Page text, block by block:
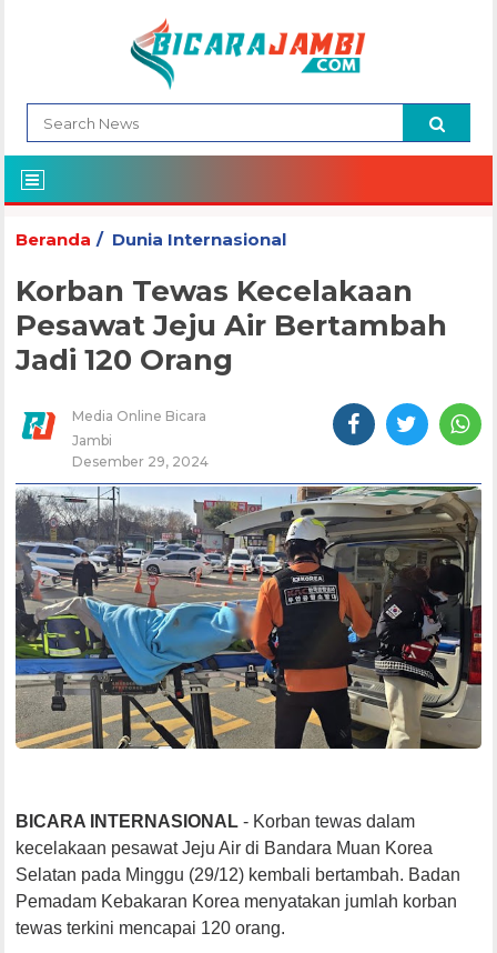
Beranda Dunia Internasional
Korban Tewas Kecelakaan
Pesawat Jeju Air Bertambah
Jadi 120 Orang
Media Online Bicara
Jambi
Desember 29, 2024
BICARA INTERNASIONAL - Korban tewas dalam
kecelakaan pesawat Jeju Air di Bandara Muan Korea
Selatan pada Minggu (29/12) kembali bertambah. Badan
Pemadam Kebakaran Korea menyatakan jumlah korban
tewas terkini mencapai 120 orang.